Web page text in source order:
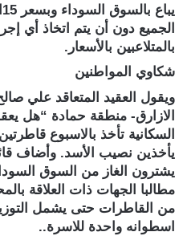
الجميع دون أن يتم اتخاذ أي
بالمتلاعبين بالأسعار.
شكاوي المواطنين
ويقول العقيد المتعاقد علي
الازارق- منطقة حمادة “هل
السكانية تأخذ بالاسبوع
يأخذين نصيب الأسد. وأضاف
يشترون الغاز من السوق
مطالبا الجهات ذات العلاقة
من القاطرات حتى يشمل
اسطوانه واحدة للاسرة..